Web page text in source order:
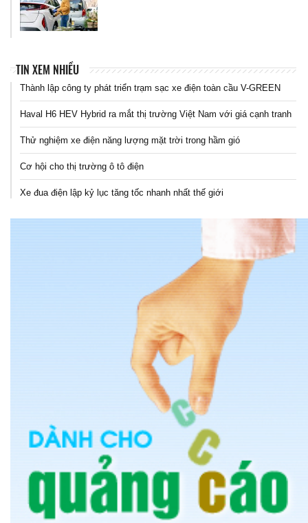
TIN XEM NHIỀU
Thành lập công ty phát triển trạm sạc xe điện toàn cầu V-GREEN
Haval H6 HEV Hybrid ra mắt thị trường Việt Nam với giá cạnh tranh
Thử nghiệm xe điện năng lượng mặt trời trong hầm gió
Cơ hội cho thị trường ô tô điện
Xe đua điện lập kỷ lục tăng tốc nhanh nhất thế giới